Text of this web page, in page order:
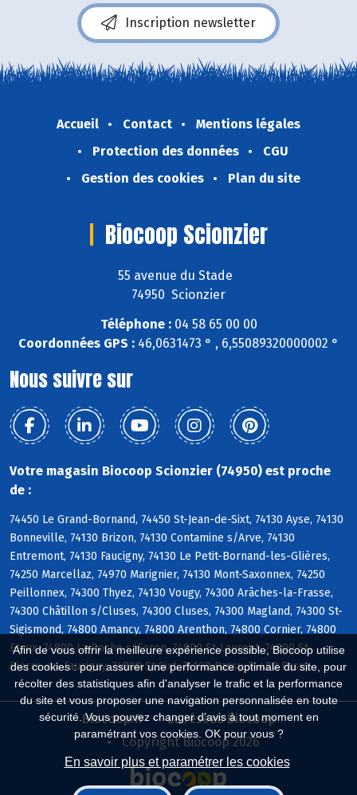
Afin de vous offrir la meilleure expérience possible, Biocoop utilise
des cookies : pour assurer une performance optimale du site, pour
récolter des statistiques afin d'analyser le trafic et la performance
du site et vous proposer une navigation personnalisée en toute
sécurité. Vous pouvez changer d'avis à tout moment en
paramétrant vos cookies. OK pour vous ?
En savoir plus et paramétrer les cookies
Inscription newsletter
Accueil Contact
Mentions légales
Protection des données
CGU
Gestion des cookies
Plan du site
Biocoop Scionzier
55 avenue du Stade
74950 Scionzier
Téléphone :04 58 65 00 00
Coordonnées GPS : 46,0631473 ° , 6,55089320000002 °
Nous suivre sur
Votre magasin Biocoop Scionzier (74950) est proche
de :
74450 Le Grand-Bornand, 74450 St-Jean-de-Sixt, 74130 Ayse, 74130
Bonneville, 74130 Brizon, 74130 Contamine s/Arve, 74130
Entremont, 74130 Faucigny, 74130 Le Petit-Bornand-les-Glières,
74250 Marcellaz, 74970 Marignier, 74130 Mont-Saxonnex, 74250
Peillonnex, 74300 Thyez, 74130 Vougy, 74300 Arâches-la-Frasse,
74300 Châtillon s/Cluses, 74300 Cluses, 74300 Magland, 74300 St-
Sigismond, 74800 Amancy, 74800 Arenthon, 74800 Cornier, 74800
Etaux, 74800 La Roche s/Foron, 74800 St-Laurent, 74800 St-
Pierre-en-Faucigny, 74800 St-Sixt, 74190 Passy, 74480 Passy
Biocoop.fr
Le réseau Biocoop
Copyright Biocoop 2026